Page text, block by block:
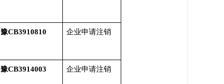
豫CB3910810 企业申请注销
豫CB3914003 企业申请注销